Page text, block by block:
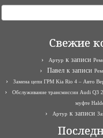
Свежие
Артур к записи
Павел к записи
Замена цепи ГРМ Kia Rio 4 – Авто
Обслуживание трансмиссии Audi Q3
муфте
Артур к записи